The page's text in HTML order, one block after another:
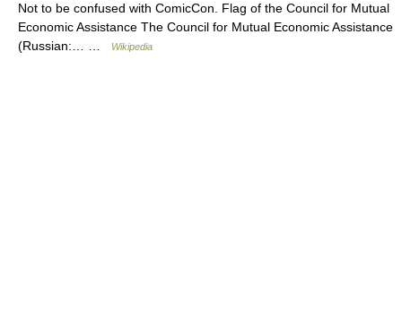
Not to be confused with ComicCon. Flag of the Council for Mutual
Economic Assistance The Council for Mutual Economic Assistance
(Russian:… …
Wikipedia